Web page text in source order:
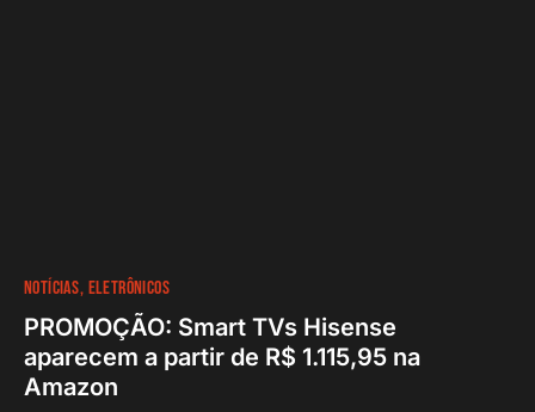
NOTÍCIAS ELETRÔNICOS
PROMOÇÃO: Smart TVs Hisense
aparecem a partir de R$ 1.115,95 na
Amazon